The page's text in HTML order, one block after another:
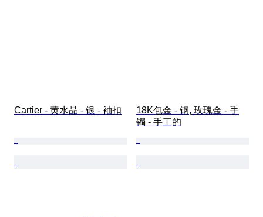
Cartier - 黄水晶 - 银 - 袖扣
18K包金 - 钢, 玫瑰金 - 手
镯 - 手工的